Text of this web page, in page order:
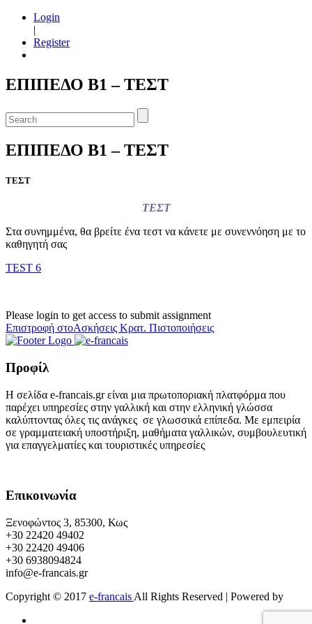
Login
|
Register
ΕΠΙΠΕΔΟ Β1 – ΤΕΣΤ
ΕΠΙΠΕΔΟ Β1 – ΤΕΣΤ
ΤΕΣΤ
ΤΕΣΤ
Στα συνημμένα, θα βρείτε ένα τεστ να κάνετε με συνεννόηση με το
καθηγητή σας
TEST 6
Please login to get access to submit assignment
Επιστροφή στοΑσκήσεις Κρατ. Πιστοποιήσεις
Προφίλ
Η σελίδα e-francais.gr είναι μια πρωτοποριακή πλατφόρμα που
παρέχει υπηρεσίες στην γαλλική και στην ελληνική γλώσσα
καλύπτοντας όλες τις ανάγκες σε γλωσσικά επίπεδα. Με εμπειρία
σε γραμματειακή υποστήριξη, μαθήματα γαλλικών, συμβουλευτική
για επαγγελματίες και τουριστικές υπηρεσίες
Επικοινωνία
Ξενοφώντος 3, 85300, Κως
+30 22420 49402
+30 22420 49406
+30 6938094824
info@e-francais.gr
Copyright © 2017 e-francais All Rights Reserved | Powered by